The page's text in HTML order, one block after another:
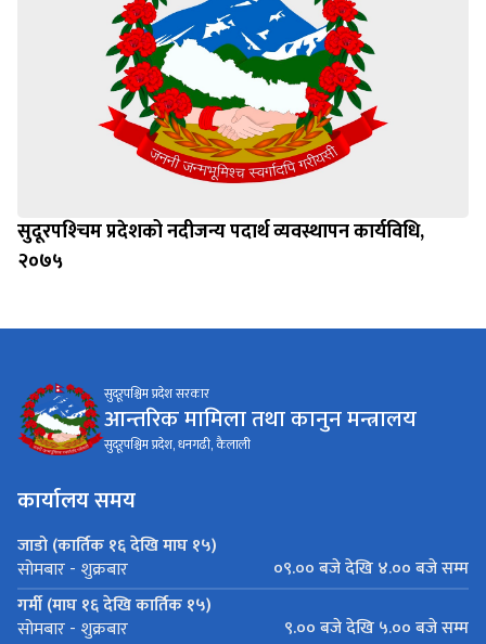
सुदूरपश्‍चिम प्रदेशको नदीजन्य पदार्थ व्यवस्थापन कार्यविधि,
२०७५
सुदूरपश्चिम प्रदेश सरकार
आन्तरिक मामिला तथा कानुन मन्त्रालय
सुदूरपश्चिम प्रदेश, धनगढी, कैलाली
कार्यालय समय
जाडो (कार्तिक १६ देखि माघ १५)
सोमबार - शुक्रबार
०९.०० बजे देखि ४.०० बजे सम्म
गर्मी (माघ १६ देखि कार्तिक १५)
सोमबार - शुक्रबार ९.०० बजे देखि ५.०० बजे सम्म